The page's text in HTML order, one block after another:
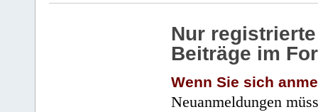
Nur
Beiträge im
Wenn Sie sich
Neuanmeldungen